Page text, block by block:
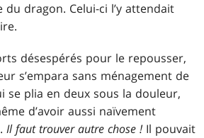
du dragon. Celui-ci l’y attendait
désespérés pour le repousser,
s’empara sans ménagement de
se plia en deux sous la douleur,
d’avoir aussi naïvement
Il faut trouver autre chose !Il pouvait